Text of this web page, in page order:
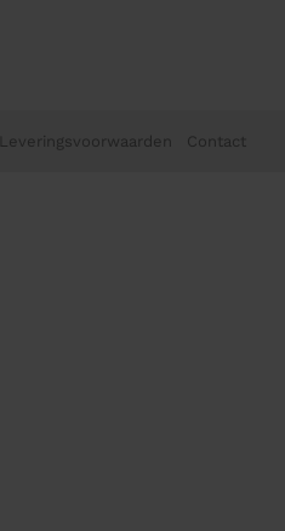
Leveringsvoorwaarden Contact